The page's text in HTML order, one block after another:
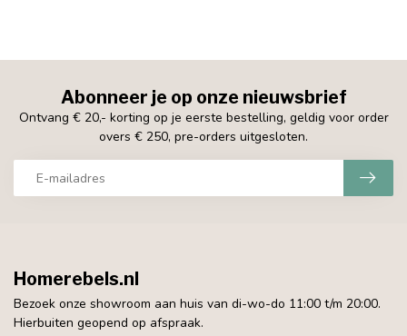
Abonneer je op onze nieuwsbrief
Ontvang € 20,- korting op je eerste bestelling, geldig voor order
overs € 250, pre-orders uitgesloten.
Homerebels.nl
Bezoek onze showroom aan huis van di-wo-do 11:00 t/m 20:00.
Hierbuiten geopend op afspraak.